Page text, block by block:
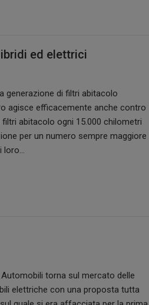
ed elettrici
generazione di filtri abitacolo
agisce efficacemente anche contro
abitacolo ogni 15.000 chilometri
per un numero sempre maggiore
loro…
Automobili torna sul mercato delle
elettriche con una proposta tutta